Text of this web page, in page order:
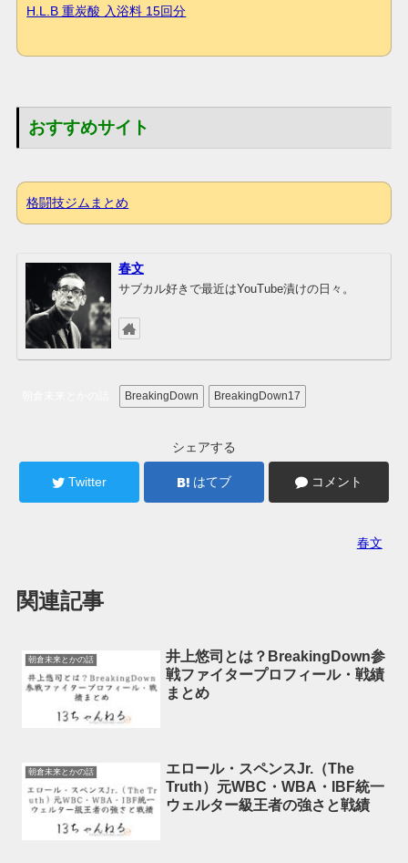
H.L.B 重炭酸 入浴料 15回分
おすすめサイト
格闘技ジムまとめ
春文
サブカル好きで最近はYouTube漬けの日々。
BreakingDown BreakingDown17
シェアする
Twitter はてブ コメント
春文
関連記事
朝倉未来とかの話
井上悠司とは？BreakingDown参
戦ファイタープロフィール・戦績
まとめ
朝倉未来とかの話
エロール・スペンスJr.（The
Truth）元WBC・WBA・IBF統一
ウェルター級王者の強さと戦績